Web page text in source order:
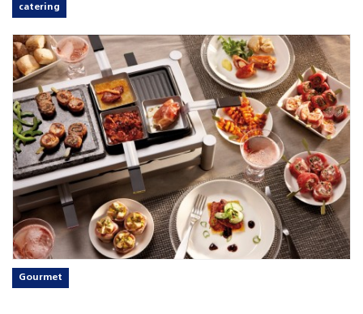
catering
Gourmet